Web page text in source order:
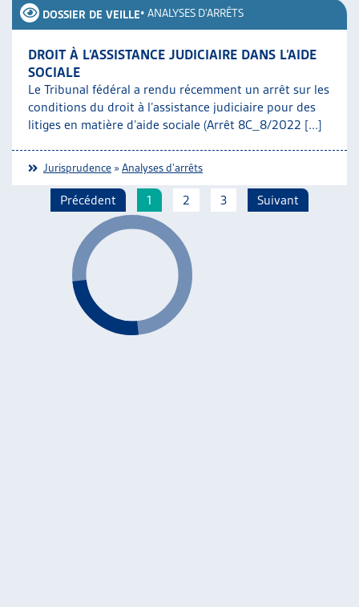
DOSSIER DE VEILLE• ANALYSES D'ARRÊTS
DROIT À L’ASSISTANCE JUDICIAIRE DANS L’AIDE
SOCIALE
Le Tribunal fédéral a rendu récemment un arrêt sur les
conditions du droit à l’assistance judiciaire pour des
litiges en matière d’aide sociale (Arrêt 8C_8/2022 [...]
Jurisprudence »Analyses d'arrêts
Précédent 1 2 3 Suivant